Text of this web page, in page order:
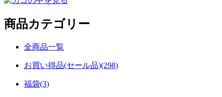
商品カテゴリー
全商品一覧
お買い得品(セール品)(298)
福袋(3)